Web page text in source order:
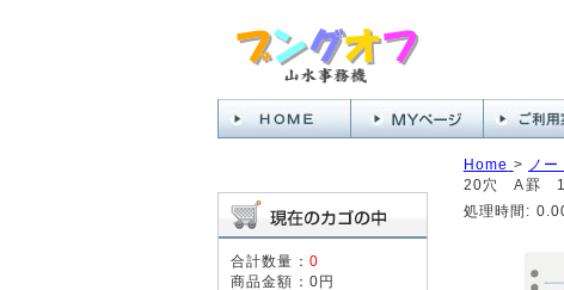
合計数量： 0
商品金額： 0円
Home > ノ
20穴 A罫
処理時間: